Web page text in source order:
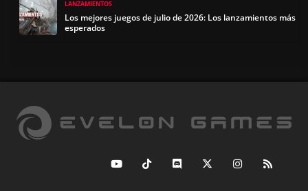
LANZAMIENTOS
Los mejores juegos de julio de 2026: Los lanzamientos más
esperados